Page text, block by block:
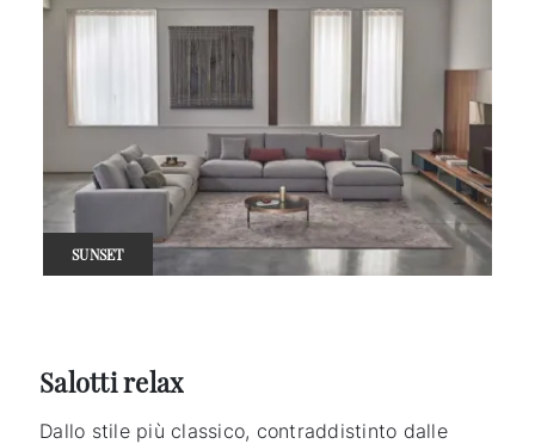
SUNSET
Salotti relax
Dallo stile più classico, contraddistinto dalle